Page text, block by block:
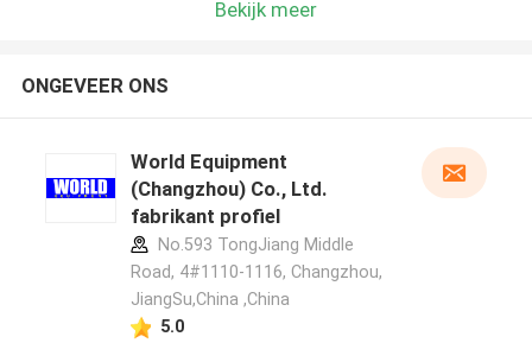
Bekijk meer
ONGEVEER ONS
World Equipment
(Changzhou) Co., Ltd.
fabrikant profiel
No.593 TongJiang Middle
Road, 4#1110-1116, Changzhou,
JiangSu,China ,China
5.0